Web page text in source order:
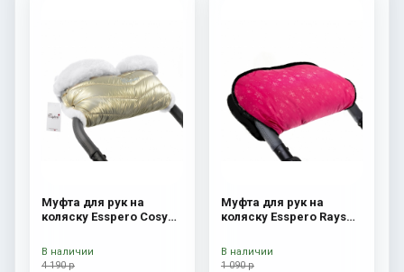
Муфта для рук на
коляску Esspero Cosy
4 190 р
В наличии
Муфта для рук на
коляску Esspero Rays
1 090 р
В наличии